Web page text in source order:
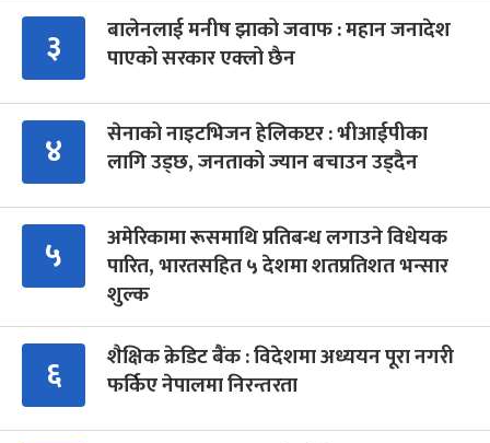
३
बालेनलाई मनीष झाको जवाफ : महान जनादेश
पाएको सरकार एक्लो छैन
४
सेनाको नाइटभिजन हेलिकप्टर : भीआईपीका
लागि उड्छ, जनताको ज्यान बचाउन उड्दैन
५
अमेरिकामा रूसमाथि प्रतिबन्ध लगाउने विधेयक
पारित, भारतसहित ५ देशमा शतप्रतिशत भन्सार
शुल्क
६
शैक्षिक क्रेडिट बैंक : विदेशमा अध्ययन पूरा नगरी
फर्किए नेपालमा निरन्तरता